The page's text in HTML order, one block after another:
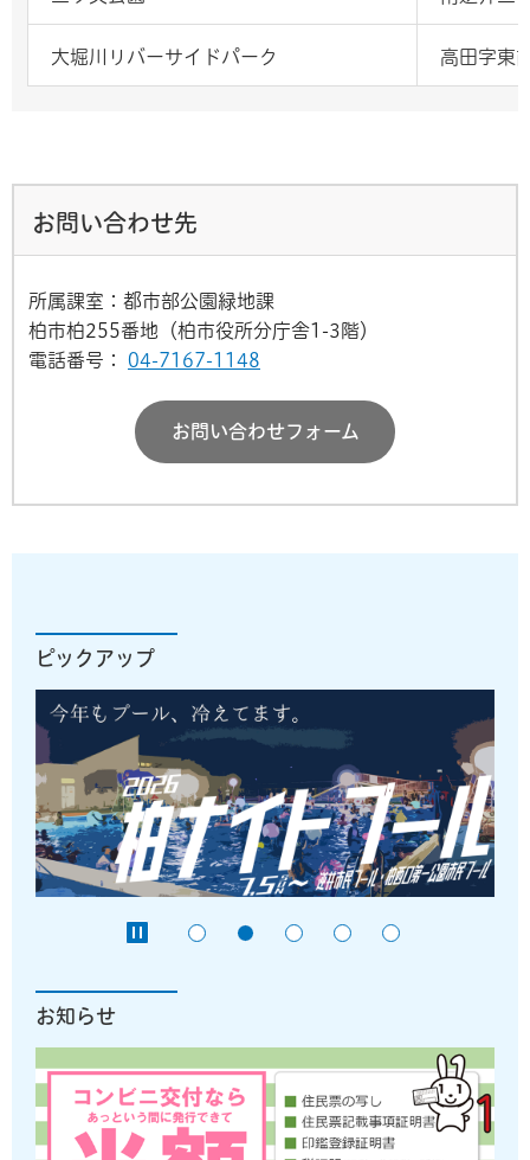
大堀川リバーサイドパーク 高田字東
お問い合わせ先
所属課室：都市部公園緑地課
柏市柏255番地（柏市役所分庁舎1-3階）
電話番号：
04-7167-1148
お問い合わせフォーム
ピックアップ
お知らせ